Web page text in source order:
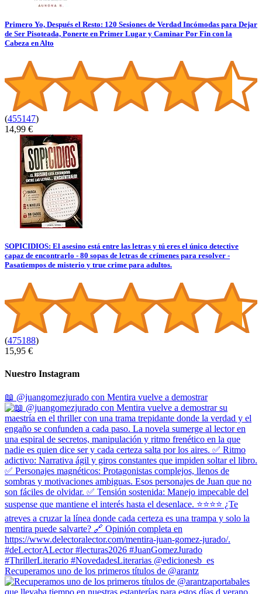
Primero Yo, Después el Resto: 120 Sesiones de Verdad Incómodas para Dejar
de Ser Pisoteada, Ponerte en Primer Lugar y Caminar Por Fin con la
Cabeza en Alto
(455147)
14,99 €
SOPICIDIOS: El asesino está entre las letras y tú eres el único detective
capaz de encontrarlo - 80 sopas de letras de crímenes para resolver -
Pasatiempos de misterio y true crime para adultos.
(475188)
15,95 €
Nuestro Instagram
📖 @juangomezjurado con Mentira vuelve a demostrar
Recuperamos uno de los primeros títulos de @arantz